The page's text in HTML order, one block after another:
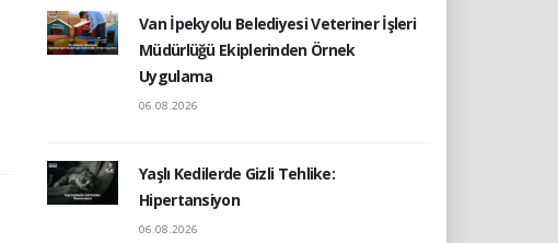
Van İpekyolu Belediyesi Veteriner İşleri
Müdürlüğü Ekiplerinden Örnek
Uygulama
06.08.2026
Yaşlı Kedilerde Gizli Tehlike:
Hipertansiyon
06.08.2026